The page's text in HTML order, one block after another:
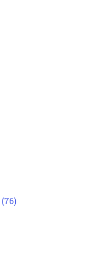
(76)